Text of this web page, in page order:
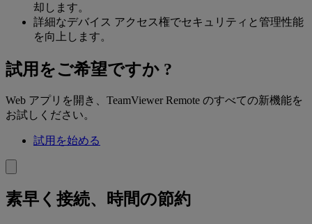
却します。
詳細なデバイス アクセス権でセキュリティと管理性能
を向上します。
試用をご希望ですか ?
Web アプリを開き、TeamViewer Remote のすべての新機能を
お試しください。
試用を始める
素早く接続、時間の節約